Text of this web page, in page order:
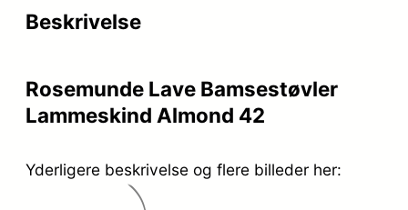
i
v
a
r
k
r
.
Beskrivelse
Rosemunde Lave Bamsestøvler
Lammeskind Almond 42
Yderligere beskrivelse og flere billeder her: